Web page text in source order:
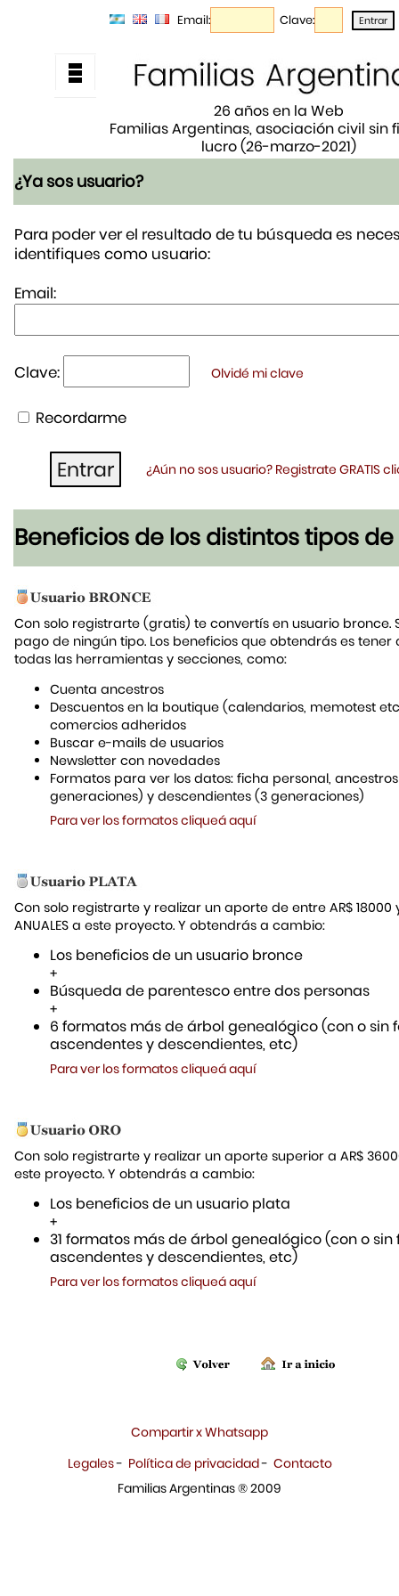
Email: Clave:
26 años en la Web
Familias Argentinas, asociación civil sin
lucro (26-marzo-2021)
¿Ya sos usuario?
Para poder ver el resultado de tu búsqueda es
identifiques como usuario:
Email:
Clave: Olvidé mi clave
Recordarme
¿Aún no sos usuario? Registrate GRATIS
Beneficios de los distintos tipos de
Con solo registrarte (gratis) te convertís en usuario bronce.
pago de ningún tipo. Los beneficios que obtendrás es tener
todas las herramientas y secciones, como:
Cuenta ancestros
Descuentos en la boutique (calendarios, memotest
comercios adheridos
Buscar e-mails de usuarios
Newsletter con novedades
Formatos para ver los datos: ficha personal,
generaciones) y descendientes (3 generaciones)
Para ver los formatos cliqueá aquí
Con solo registrarte y realizar un aporte de entre AR$ 18000
ANUALES a este proyecto. Y obtendrás a cambio:
Los beneficios de un usuario bronce
+
Búsqueda de parentesco entre dos personas
+
6 formatos más de árbol genealógico (con o sin
ascendentes y descendientes, etc)
Para ver los formatos cliqueá aquí
Con solo registrarte y realizar un aporte superior a AR$
este proyecto. Y obtendrás a cambio:
Los beneficios de un usuario plata
+
31 formatos más de árbol genealógico (con o sin
ascendentes y descendientes, etc)
Para ver los formatos cliqueá aquí
Compartir x Whatsapp
Legales- Política de privacidad- Contacto
Familias Argentinas ® 2009